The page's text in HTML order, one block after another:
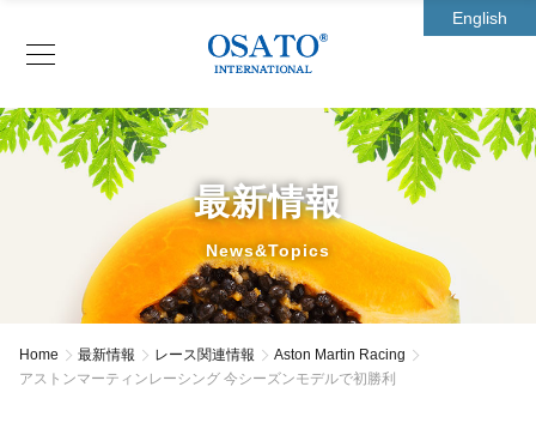
English
最新情報
News&Topics
Home 最新情報 レース関連情報
Aston Martin Racing
アストンマーティンレーシング 今シーズンモデルで初勝利